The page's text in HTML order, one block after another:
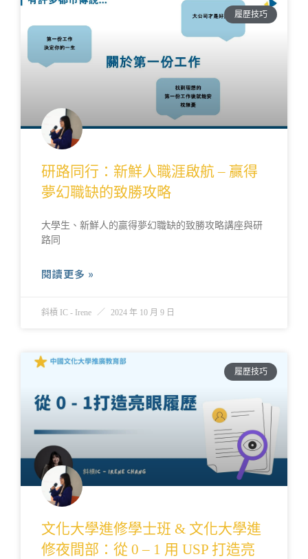
履歷技巧
研路同行：新鮮人職涯啟航 – 贏得
夢幻職缺的致勝攻略
大學生、新鮮人的贏得夢幻職缺的致勝攻略講座與研
路同
閱讀更多 »
斜槓 IC - Irene 2024 年 10 月 9 日
履歷技巧
文化大學進修學士班 & 文化大學進
修夜間部：從 0 – 1 用 USP 打造亮